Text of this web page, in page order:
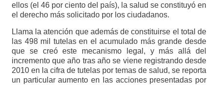
ellos (el 46 por ciento del país), la salud se constituyó en
el derecho más solicitado por los ciudadanos.
Llama la atención que además de constituirse el total de
las 498 mil tutelas en el acumulado más grande desde
que se creó este mecanismo legal, y más allá del
incremento que año tras año se viene registrando desde
2010 en la cifra de tutelas por temas de salud, se reporta
un particular aumento en las acciones presentadas por